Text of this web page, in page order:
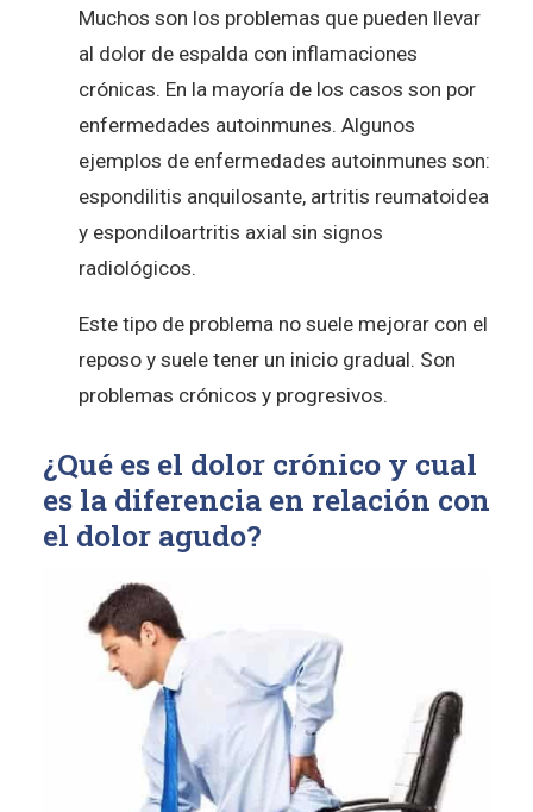
Muchos son los problemas que pueden llevar
al dolor de espalda con inflamaciones
crónicas. En la mayoría de los casos son por
enfermedades autoinmunes. Algunos
ejemplos de enfermedades autoinmunes son:
espondilitis anquilosante, artritis reumatoidea
y espondiloartritis axial sin signos
radiológicos.
Este tipo de problema no suele mejorar con el
reposo y suele tener un inicio gradual. Son
problemas crónicos y progresivos.
¿Qué es el dolor crónico y cual
es la diferencia en relación con
el dolor agudo?